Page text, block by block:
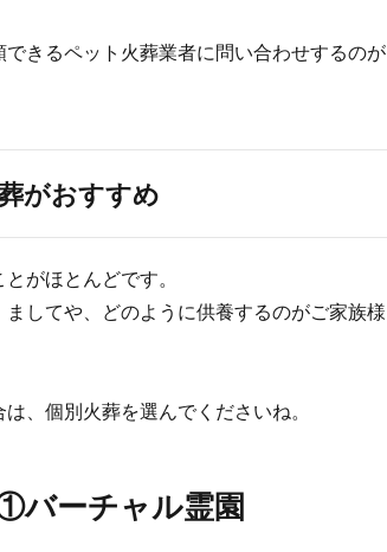
きるペット火葬業者に問い合わせするのが
がおすすめ
がほとんどです。
してや、どのように供養するのがご家族様
、個別火葬を選んでくださいね。
バーチャル霊園